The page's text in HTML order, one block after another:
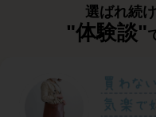
選ばれ続
"体験談"